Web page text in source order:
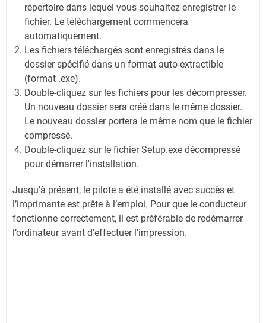
répertoire dans lequel vous souhaitez enregistrer le
fichier. Le téléchargement commencera
automatiquement.
Les fichiers téléchargés sont enregistrés dans le
dossier spécifié dans un format auto-extractible
(format .exe).
Double-cliquez sur les fichiers pour les décompresser.
Un nouveau dossier sera créé dans le même dossier.
Le nouveau dossier portera le même nom que le fichier
compressé.
Double-cliquez sur le fichier Setup.exe décompressé
pour démarrer l'installation.
Jusqu’à présent, le pilote a été installé avec succès et
l’imprimante est prête à l’emploi. Pour que le conducteur
fonctionne correctement, il est préférable de redémarrer
l’ordinateur avant d’effectuer l’impression.